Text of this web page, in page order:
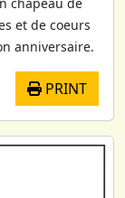
et de coeurs
anniversaire.
PRINT